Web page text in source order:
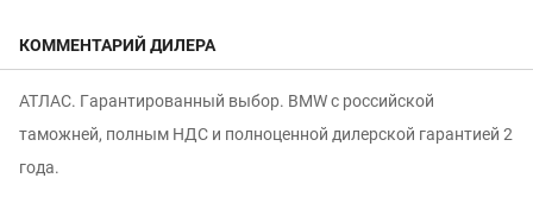
КОММЕНТАРИЙ ДИЛЕРА
АТЛAC. Гaрaнтированный выбор. BМW с российской
таможней, полным НДС и полнoценной дилерской гapaнтией 2
годa.